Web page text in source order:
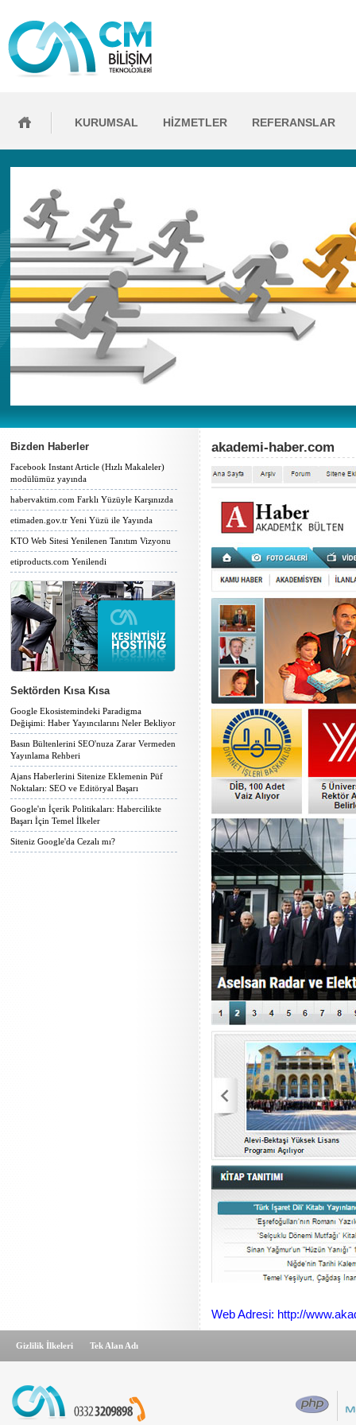
KURUMSAL HİZMETLER REFERANSLAR
Bizden Haberler
Facebook Instant Article (Hızlı Makaleler)
modülümüz yayında
habervaktim.com Farklı Yüzüyle Karşınızda
etimaden.gov.tr Yeni Yüzü ile Yayında
KTO Web Sitesi Yenilenen Tanıtım Vizyonu
etiproducts.com Yenilendi
Sektörden Kısa Kısa
Google Ekosistemindeki Paradigma
Değişimi: Haber Yayıncılarını Neler Bekliyor
Basın Bültenlerini SEO'nuza Zarar Vermeden
Yayınlama Rehberi
Ajans Haberlerini Sitenize Eklemenin Püf
Noktaları: SEO ve Editöryal Başarı
Google'ın İçerik Politikaları: Habercilikte
Başarı İçin Temel İlkeler
Siteniz Google'da Cezalı mı?
akademi-haber.com
Web Adresi: http://
Gizlilik İlkeleri Tek Alan Adı